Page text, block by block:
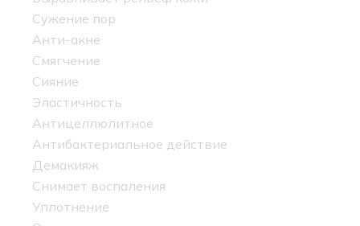
Сужение пор
Анти-акне
Смягчение
Сияние
Эластичность
Антицеллюлитное
Антибактериальное действие
Демакияж
Снимает воспаления
Уплотнение